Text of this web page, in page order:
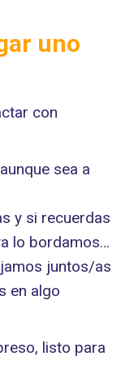
uno
con
sea a
y si recuerdas
lo bordamos…
juntos/as
en algo
listo para